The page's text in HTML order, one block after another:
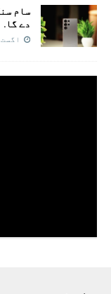
دے گا.
اگست 3, 2026